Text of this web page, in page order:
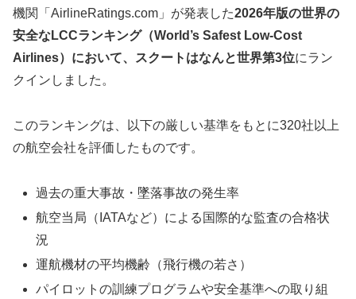
機関「AirlineRatings.com」が発表した2026年版の世界の
安全なLCCランキング（World’s Safest Low-Cost
Airlines）において、スクートはなんと世界第3位にラン
クインしました。
このランキングは、以下の厳しい基準をもとに320社以上
の航空会社を評価したものです。
過去の重大事故・墜落事故の発生率
航空当局（IATAなど）による国際的な監査の合格状
況
運航機材の平均機齢（飛行機の若さ）
パイロットの訓練プログラムや安全基準への取り組